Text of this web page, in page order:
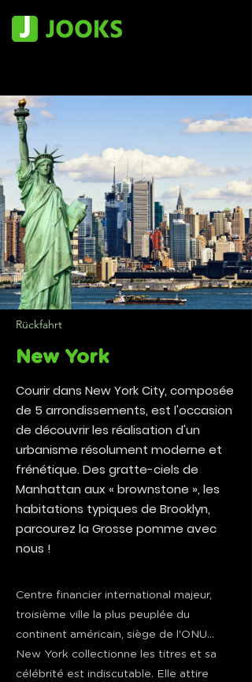
Rückfahrt
New York
Courir dans New York City, composée
de 5 arrondissements, est l'occasion
de découvrir les réalisation d'un
urbanisme résolument moderne et
frénétique. Des gratte-ciels de
Manhattan aux « brownstone », les
habitations typiques de Brooklyn,
parcourez la Grosse pomme avec
nous !
Centre financier international majeur,
troisième ville la plus peuplée du
continent américain, siège de l'ONU...
New York collectionne les titres et sa
célébrité est indiscutable. Elle attire